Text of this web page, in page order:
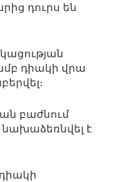
դուրս են
դիակի վրա
բաժնում
է